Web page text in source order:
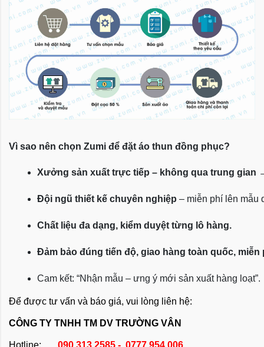
Vì sao nên chọn Zumi để đặt áo thun đồng phục?
Xưởng sản xuất trực tiếp – không qua trung gian
Đội ngũ thiết kế chuyên nghiệp – miễn phí lên mẫu
Chất liệu đa dạng, kiểm duyệt từng lô hàng.
Đảm bảo đúng tiến độ, giao hàng toàn quốc, miễn
Cam kết: “Nhận mẫu – ưng ý mới sản xuất hàng loạt”.
Để được tư vấn và báo giá, vui lòng liên hệ:
CÔNG TY TNHH TM DV TRƯỜNG VÂN